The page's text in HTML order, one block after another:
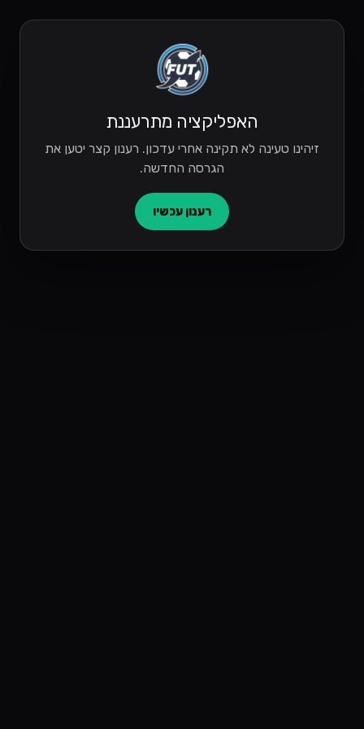
האפליקציה מתרעננת
זיהינו טעינה לא תקינה אחרי עדכון. רענון קצר יטען את
הגרסה החדשה.
רענון עכשיו